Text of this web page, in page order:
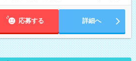
応募する 詳細へ